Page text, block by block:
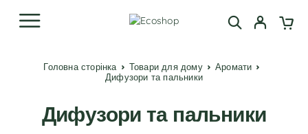
Головна сторінка Товари для дому
Аромати
Дифузори та пальники
Дифузори та пальники